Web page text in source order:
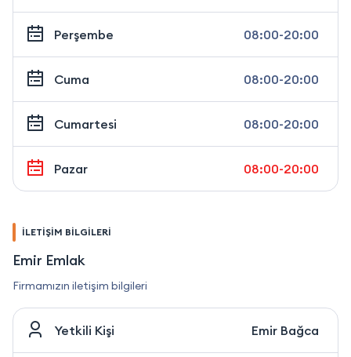
Perşembe 08:00-20:00
Cuma 08:00-20:00
Cumartesi 08:00-20:00
Pazar 08:00-20:00
İLETİŞİM BİLGİLERİ
Emir Emlak
Firmamızın iletişim bilgileri
Yetkili Kişi Emir Bağca